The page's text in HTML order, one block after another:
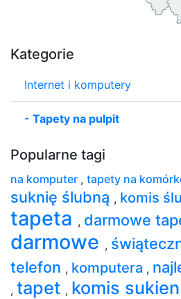
Kategorie
Internet i komputery
- Tapety na pulpit
Popularne tagi
na komputer , tapety na
suknię ślubną , komis
tapeta , darmowe
darmowe ,
telefon , komputera ,
, tapet , komis